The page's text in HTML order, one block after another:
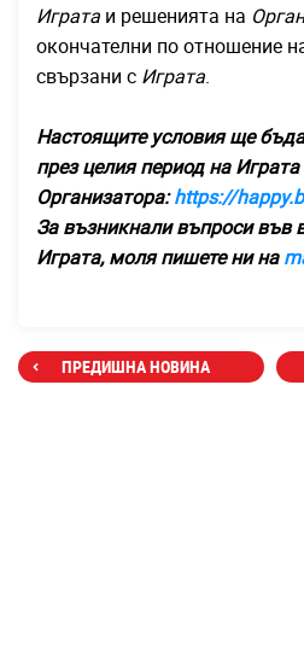
Играта и решенията на
окончателни по отношение
свързани с Играта.
Настоящите условия ще
през целия период на
Организатора:https://
За възникнали въпроси във
Играта, моля пишете ни на
ПРЕДИШНА НОВИНА